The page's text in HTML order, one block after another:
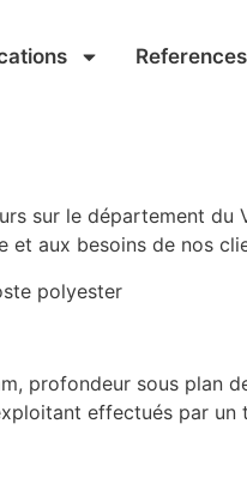
References
sur le département du
et aux besoins de nos
polyester
profondeur sous plan
effectués par un